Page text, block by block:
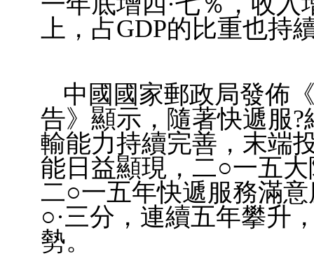
上，占GDP的比重也持
中國國家郵政局發佈
告》顯示，隨著快遞服
輸能力持續完善，末端
能日益顯現，二○一五
二○一五年快遞服務滿
○·三分，連續五年攀升
勢。